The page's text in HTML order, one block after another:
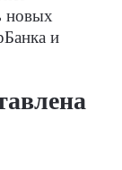
новых
и